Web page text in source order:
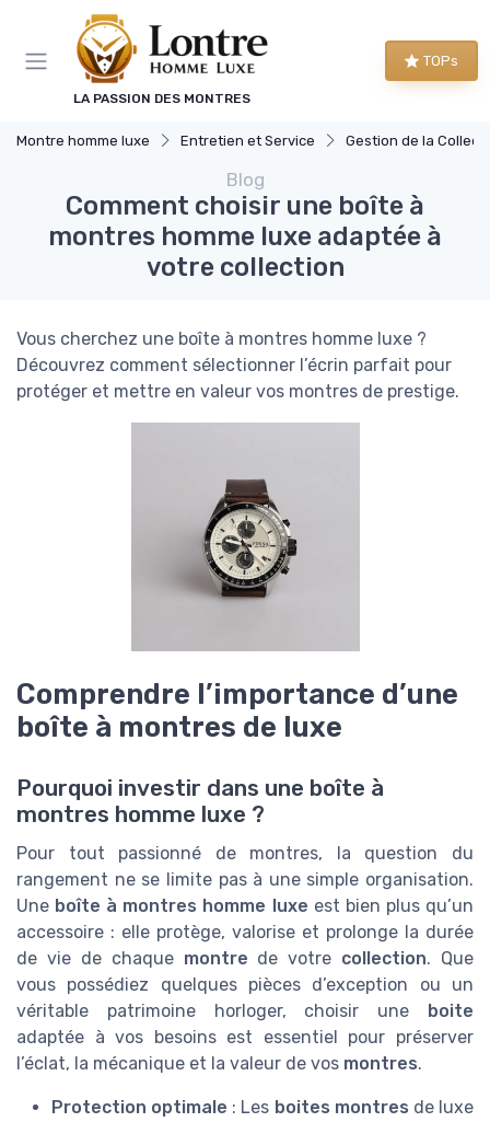
LA PASSION DES MONTRES
TOPs
Montre homme luxe Entretien et Service Gestion de la Collection de
Blog
Comment choisir une boîte à
montres homme luxe adaptée à
votre collection
Vous cherchez une boîte à montres homme luxe ?
Découvrez comment sélectionner l’écrin parfait pour
protéger et mettre en valeur vos montres de prestige.
Comprendre l’importance d’une
boîte à montres de luxe
Pourquoi investir dans une boîte à
montres homme luxe ?
Pour tout passionné de montres, la question du
rangement ne se limite pas à une simple organisation.
Une boîte à montres homme luxe est bien plus qu’un
accessoire : elle protège, valorise et prolonge la durée
de vie de chaque montre de votre collection. Que
vous possédiez quelques pièces d’exception ou un
véritable patrimoine horloger, choisir une boite
adaptée à vos besoins est essentiel pour préserver
l’éclat, la mécanique et la valeur de vos montres.
Protection optimale : Les boites montres de luxe
Panneau de gestion des cookies